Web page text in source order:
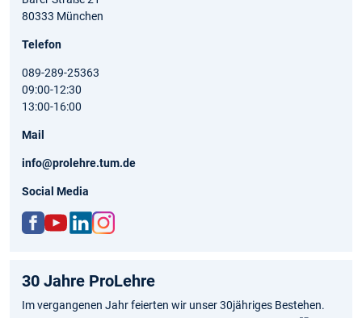
80333 München
Telefon
089-289-25363
09:00-12:30
13:00-16:00
Mail
info@prolehre.tum.de
Social Media
ceb ww
utu
e.lin
n.co
ww
30 Jahre ProLehre
Im vergangenen Jahr feierten wir unser 30jähriges Bestehen.